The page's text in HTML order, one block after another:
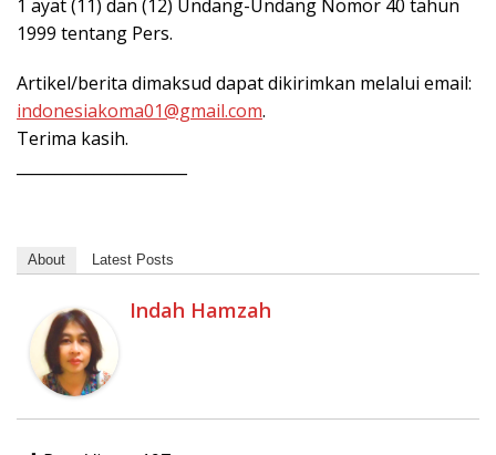
1 ayat (11) dan (12) Undang-Undang Nomor 40 tahun
1999 tentang Pers.
Artikel/berita dimaksud dapat dikirimkan melalui email:
indonesiakoma01@gmail.com.
Terima kasih.
About Latest Posts
Indah Hamzah